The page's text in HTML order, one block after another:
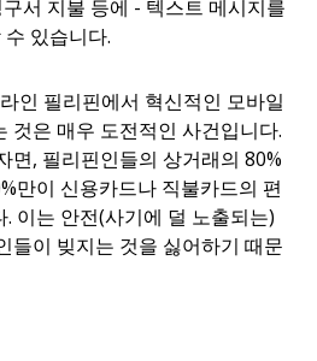
서 지불 등에 - 텍스트 메시지를
있습니다.
인 필리핀에서 혁신적인 모바일
것은 매우 도전적인 사건입니다.
면, 필리핀인들의 상거래의 80%
만이 신용카드나 직불카드의 편
이는 안전(사기에 덜 노출되는)
들이 빚지는 것을 싫어하기 때문